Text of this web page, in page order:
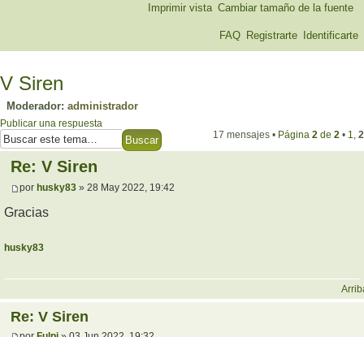
Cambiar tamaño de la fuente
Imprimir vista
FAQ Registrarte Identificarte
V Siren
Moderador: administrador
Publicar una respuesta
17 mensajes • Página 2 de 2 • 1, 2
Re: V Siren
por husky83 » 28 May 2022, 19:42
Gracias
husky83
Re: V Siren